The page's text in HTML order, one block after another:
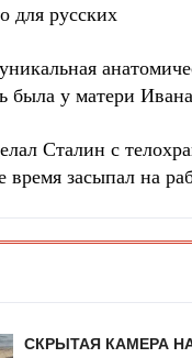
для русских
была у матери
Сталин с
время засыпал на
СКРЫТАЯ КАМЕРА